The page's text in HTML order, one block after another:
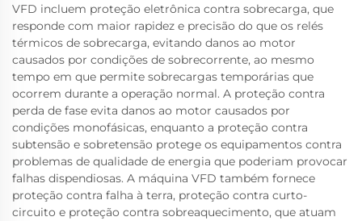
VFD incluem proteção eletrônica contra sobrecarga, que
responde com maior rapidez e precisão do que os relés
térmicos de sobrecarga, evitando danos ao motor
causados por condições de sobrecorrente, ao mesmo
tempo em que permite sobrecargas temporárias que
ocorrem durante a operação normal. A proteção contra
perda de fase evita danos ao motor causados por
condições monofásicas, enquanto a proteção contra
subtensão e sobretensão protege os equipamentos contra
problemas de qualidade de energia que poderiam provocar
falhas dispendiosas. A máquina VFD também fornece
proteção contra falha à terra, proteção contra curto-
circuito e proteção contra sobreaquecimento, que atuam